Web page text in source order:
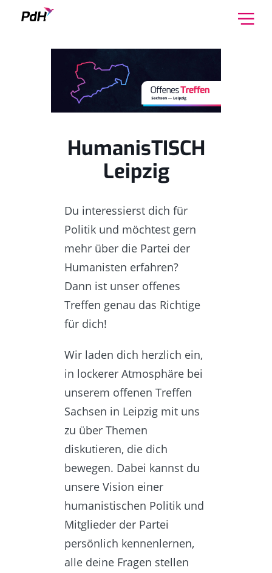
HumanisTISCH
Leipzig
Du interessierst dich für
Politik und möchtest gern
mehr über die Partei der
Humanisten erfahren?
Dann ist unser offenes
Treffen genau das Richtige
für dich!
Wir laden dich herzlich ein,
in lockerer Atmosphäre bei
unserem offenen Treffen
Sachsen in Leipzig mit uns
zu über Themen
diskutieren, die dich
bewegen. Dabei kannst du
unsere Vision einer
humanistischen Politik und
Mitglieder der Partei
persönlich kennenlernen,
alle deine Fragen stellen